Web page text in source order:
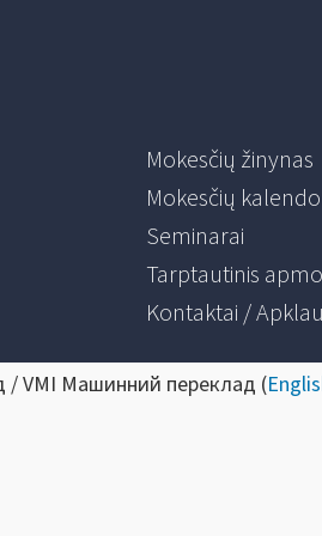
Mokesčių žinynas
Mokesčių
Seminarai
Tarptautinis
Kontaktai /
/ VMI Машинний переклад (